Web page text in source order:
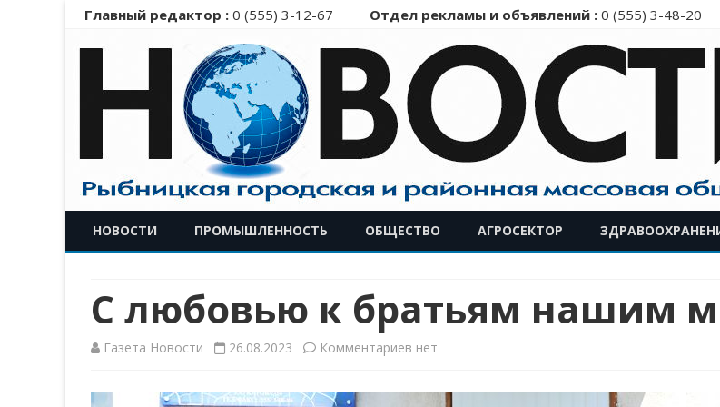
Главный редактор : 0 (555) 3-12-67 Отдел рекламы и объявлений : 0 (555) 3-48-20
к
содержимому
НОВОСТИ ПРОМЫШЛЕННОСТЬ ОБЩЕСТВО АГРОСЕКТОР
С любовью к братьям нашим
Газета Новости 26.08.2023 Комментариев кнет